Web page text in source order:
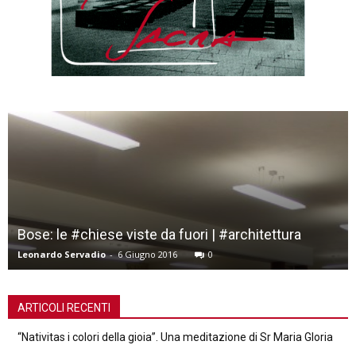
Bose: le #chiese viste da fuori | #architettura
Leonardo Servadio - 6 Giugno 2016 0
ARTICOLI RECENTI
“Nativitas i colori della gioia”. Una meditazione di Sr Maria Gloria